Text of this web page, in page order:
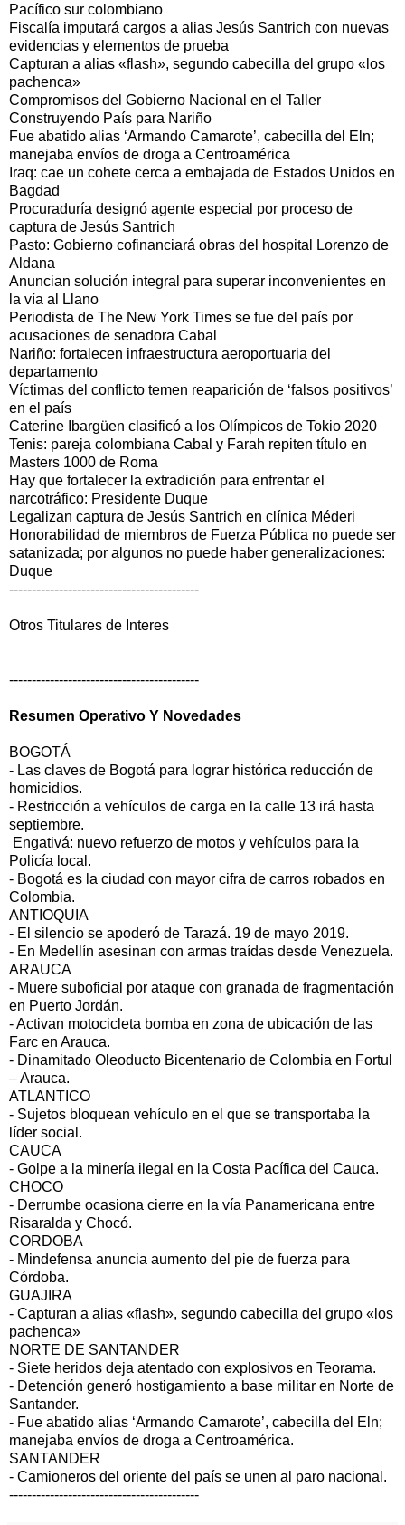
Pacífico sur colombiano
Fiscalía imputará cargos a alias Jesús Santrich con nuevas
evidencias y elementos de prueba
Capturan a alias «flash», segundo cabecilla del grupo «los
pachenca»
Compromisos del Gobierno Nacional en el Taller
Construyendo País para Nariño
Fue abatido alias ‘Armando Camarote’, cabecilla del Eln;
manejaba envíos de droga a Centroamérica
Iraq: cae un cohete cerca a embajada de Estados Unidos en
Bagdad
Procuraduría designó agente especial por proceso de
captura de Jesús Santrich
Pasto: Gobierno cofinanciará obras del hospital Lorenzo de
Aldana
Anuncian solución integral para superar inconvenientes en
la vía al Llano
Periodista de The New York Times se fue del país por
acusaciones de senadora Cabal
Nariño: fortalecen infraestructura aeroportuaria del
departamento
Víctimas del conflicto temen reaparición de ‘falsos positivos’
en el país
Caterine Ibargüen clasificó a los Olímpicos de Tokio 2020
Tenis: pareja colombiana Cabal y Farah repiten título en
Masters 1000 de Roma
Hay que fortalecer la extradición para enfrentar el
narcotráfico: Presidente Duque
Legalizan captura de Jesús Santrich en clínica Méderi
Honorabilidad de miembros de Fuerza Pública no puede ser
satanizada; por algunos no puede haber generalizaciones:
Duque
------------------------------------------
Otros Titulares de Interes
------------------------------------------
Resumen Operativo Y Novedades
BOGOTÁ
- Las claves de Bogotá para lograr histórica reducción de
homicidios.
- Restricción a vehículos de carga en la calle 13 irá hasta
septiembre.
Engativá: nuevo refuerzo de motos y vehículos para la
Policía local.
- Bogotá es la ciudad con mayor cifra de carros robados en
Colombia.
ANTIOQUIA
- El silencio se apoderó de Tarazá. 19 de mayo 2019.
- En Medellín asesinan con armas traídas desde Venezuela.
ARAUCA
- Muere suboficial por ataque con granada de fragmentación
en Puerto Jordán.
- Activan motocicleta bomba en zona de ubicación de las
Farc en Arauca.
- Dinamitado Oleoducto Bicentenario de Colombia en Fortul
– Arauca.
ATLANTICO
- Sujetos bloquean vehículo en el que se transportaba la
líder social.
CAUCA
- Golpe a la minería ilegal en la Costa Pacífica del Cauca.
CHOCO
- Derrumbe ocasiona cierre en la vía Panamericana entre
Risaralda y Chocó.
CORDOBA
- Mindefensa anuncia aumento del pie de fuerza para
Córdoba.
GUAJIRA
- Capturan a alias «flash», segundo cabecilla del grupo «los
pachenca»
NORTE DE SANTANDER
- Siete heridos deja atentado con explosivos en Teorama.
- Detención generó hostigamiento a base militar en Norte de
Santander.
- Fue abatido alias ‘Armando Camarote’, cabecilla del Eln;
manejaba envíos de droga a Centroamérica.
SANTANDER
- Camioneros del oriente del país se unen al paro nacional.
------------------------------------------